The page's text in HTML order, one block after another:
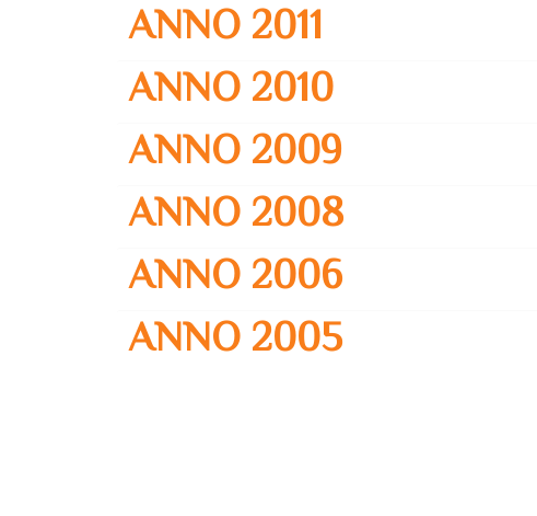
ANNO 2011
ANNO 2010
ANNO 2009
ANNO 2008
ANNO 2006
ANNO 2005